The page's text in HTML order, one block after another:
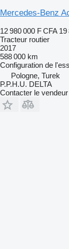
Mercedes-Benz
12 980 000 F CFA 19
Tracteur routier
2017
588 000 km
Configuration de
Pologne, Turek
P.P.H.U. DELTA
Contacter le vendeur